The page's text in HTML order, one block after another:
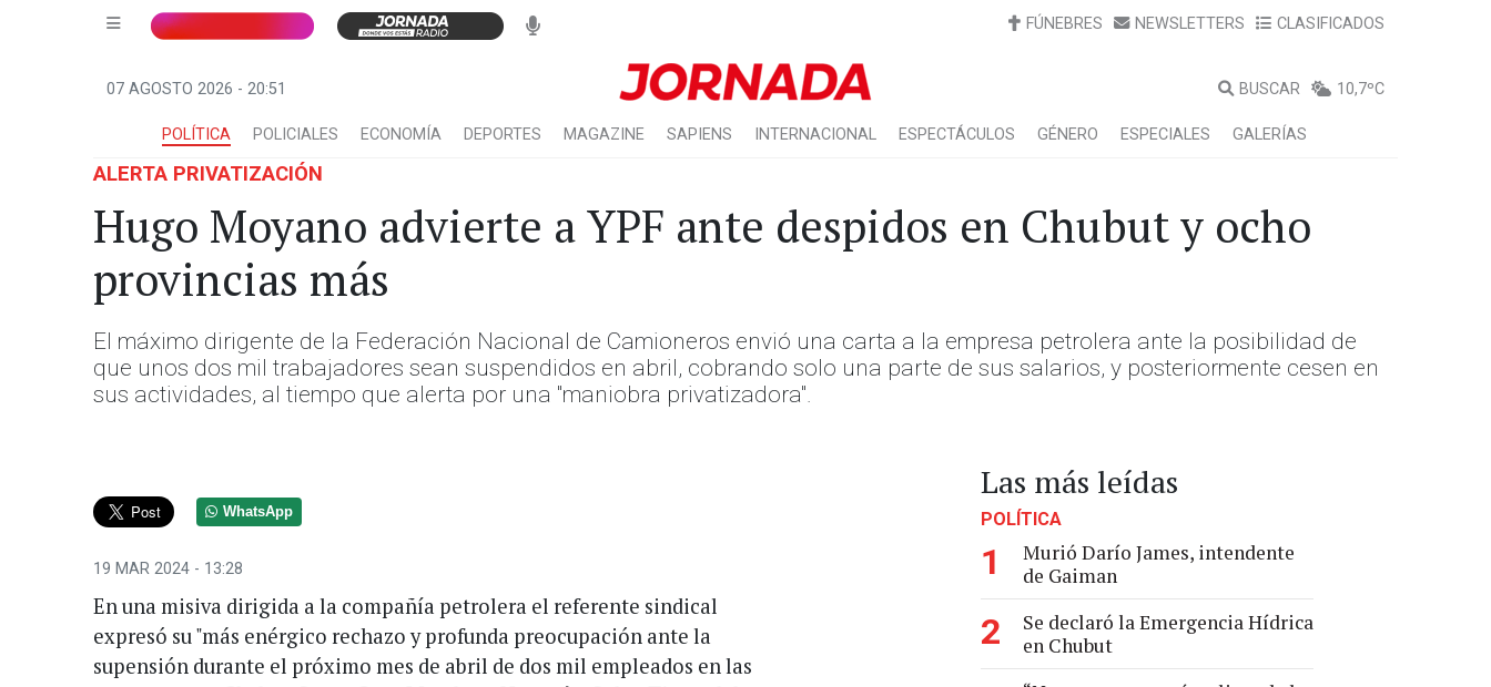
FÚNEBRES NEWSLETTERS CLASIFICADOS
07 AGOSTO 2026 - 20:51 BUSCAR 10,7ºC
POLÍTICA POLICIALES ECONOMÍA DEPORTES MAGAZINE SAPIENS INTERNACIONAL ESPECTÁCULOS GÉNERO ESPECIALES GALERÍAS
ALERTA PRIVATIZACIÓN
Hugo Moyano advierte a YPF ante despidos en Chubut y ocho
provincias más
El máximo dirigente de la Federación Nacional de Camioneros envió una carta a la empresa petrolera ante la posibilidad de
que unos dos mil trabajadores sean suspendidos en abril, cobrando solo una parte de sus salarios, y posteriormente cesen en
sus actividades, al tiempo que alerta por una "maniobra privatizadora".
WhatsApp
19 MAR 2024 - 13:28
En una misiva dirigida a la compañía petrolera el referente sindical
expresó su "más enérgico rechazo y profunda preocupación ante la
supensión durante el próximo mes de abril de dos mil empleados en las
Las más leídas
POLÍTICA
1
Murió Darío James, intendente
de Gaiman
2
Se declaró la Emergencia Hídrica
en Chubut